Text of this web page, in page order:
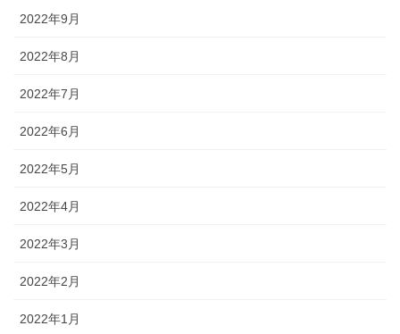
2022年9月
2022年8月
2022年7月
2022年6月
2022年5月
2022年4月
2022年3月
2022年2月
2022年1月